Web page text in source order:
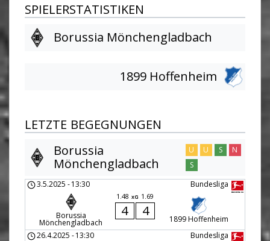
SPIELERSTATISTIKEN
Borussia Mönchengladbach
1899 Hoffenheim
LETZTE BEGEGNUNGEN
Borussia
Mönchengladbach
U U S
N
S
Bundesliga
3.5.2025 -13:30
Borussia
Mönchengladbach
1.48 xG 1.69
4 4
1899 Hoffenheim
Bundesliga
26.4.2025 -13:30